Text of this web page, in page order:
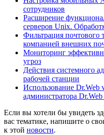
сотрудников
Расширение
серверов Unix.
Фильтрация почтового
компанией внешних
Мониторинг
угроз
Действия системного
рабочей станции
Использование Dr.Web
администратора Dr.Web
Если вы хотели бы увидеть
вас тематике, напишите о
к этой новости.